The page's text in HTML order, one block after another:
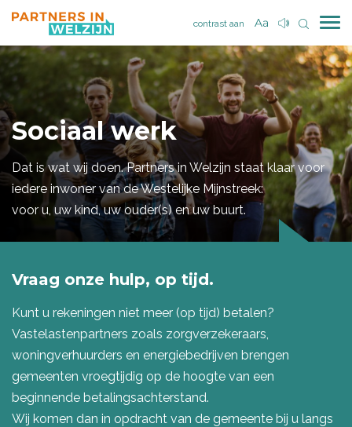
contrast aan
Sociaal werk
Dat is wat wij doen. Partners in Welzijn staat klaar voor
iedere inwoner van de Westelijke Mijnstreek:
voor u, uw kind, uw ouder(s) en uw buurt.
Vraag onze hulp, op tijd.
Kunt u rekeningen niet meer (op tijd) betalen?
Vastelastenpartners zoals zorgverzekeraars,
woningverhuurders en energiebedrijven brengen
gemeenten vroegtijdig op de hoogte van een
beginnende betalingsachterstand.
Wij komen dan in opdracht van de gemeente bij u langs